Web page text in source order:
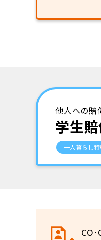
他人への賠
学生
一人暮らし
CO